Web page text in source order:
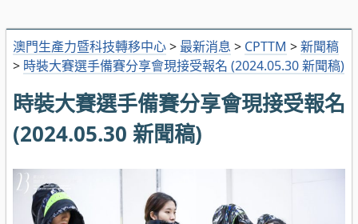
澳門生產力暨科技轉移中心> 最新消息 > CPTTM >新聞稿
> 時裝大賽選手備賽分享會現接受報名 (2024.05.30 新聞稿)
時裝大賽選手備賽分享會現接受報名
(2024.05.30 新聞稿)